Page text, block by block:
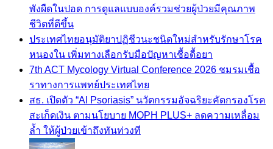
พังผืดในปอด การดูแลแบบองค์รวมช่วยผู้ป่วยมีคุณภาพ
ชีวิตที่ดีขึ้น
ประเทศไทยอนุมัติยาปฏิชีวนะชนิดใหม่สำหรับรักษาโรค
หนองใน เพิ่มทางเลือกรับมือปัญหาเชื้อดื้อยา
7th ACT Mycology Virtual Conference 2026 ชมรมเชื้อ
ราทางการแพทย์ประเทศไทย
สธ. เปิดตัว “AI Psoriasis” นวัตกรรมอัจฉริยะคัดกรองโรค
สะเก็ดเงิน ตามนโยบาย MOPH PLUS+ ลดความเหลื่อม
ล้ำ ให้ผู้ป่วยเข้าถึงทันท่วงที